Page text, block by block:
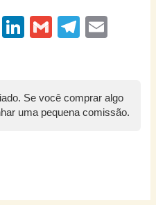
M Li
e
dI
G
l
T
g
ra
l
Se você comprar algo
uma pequena comissão.